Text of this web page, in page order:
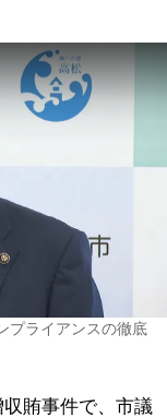
プライアンスの徹底
賄事件で、市議